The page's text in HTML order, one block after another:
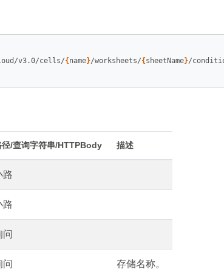
v3.0/cells/{ name}/worksheets/{ sheetName}/
径/查询字符串/HTTPBody 描述
路
路
问
问 存储名称。